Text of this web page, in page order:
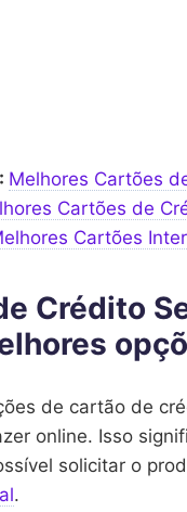
Melhores Cartões
Cartões de
Cartões
Crédito
de cartão de
online. Isso
solicitar o
.